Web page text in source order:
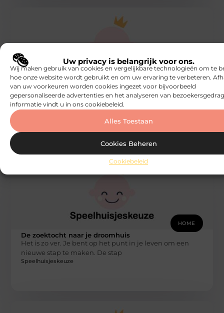
Uw privacy is belangrijk voor ons.
Wij maken gebruik van cookies en vergelijkbare technologieën om te
hoe onze website wordt gebruikt en om uw ervaring te verbeteren.
van uw voorkeuren worden cookies ingezet voor bijvoorbeeld
gepersonaliseerde advertenties en het analyseren van
informatie vindt u in ons cookiebeleid.
Alles Toestaan
Cookies Beheren
Cookiebeleid
HOME
Waarom wel of geen huis kopen
Waarom koop je een huis? Waarom doe je dit niet? Het
kopen van een huis is een enorme beslissing die
HOME
De zoektocht naar je droomhuis
Het is zo ver. Je bent op het punt in je leven om een
nieuwe stap te maken. De stap
Speelhuisjeskeuze